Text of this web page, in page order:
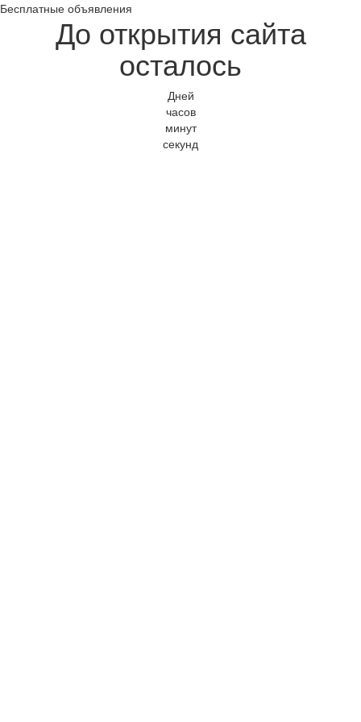
Бесплатные объявления
До открытия сайта
осталось
Дней
часов
минут
секунд